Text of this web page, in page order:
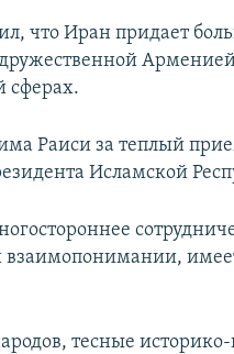
что Иран придает
сферах.
Раиси за теплый
Исламской
тесные историко-